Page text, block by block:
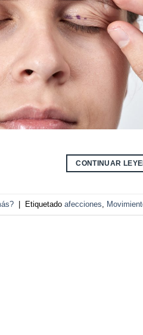
CONTINUAR
| Etiquetado afecciones